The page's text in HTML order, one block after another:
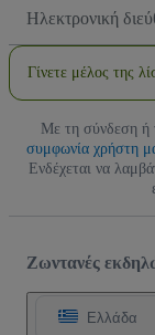
Email
Γίνετε μέλος της
Με τη σύνδεση ή
συμφωνία χρήστη
Ενδέχεται να
Ζωντανές
Ελλάδα